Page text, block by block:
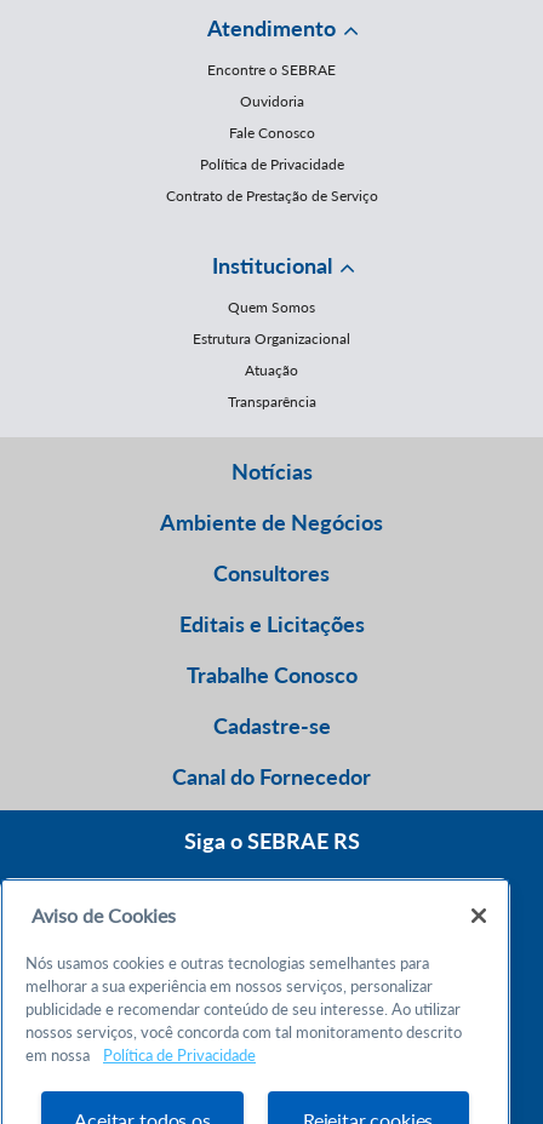
Atendimento
Encontre o SEBRAE
Ouvidoria
Fale Conosco
Política de Privacidade
Contrato de Prestação de Serviço
Institucional
Quem Somos
Estrutura Organizacional
Atuação
Transparência
Notícias
Ambiente de Negócios
Consultores
Editais e Licitações
Trabalhe Conosco
Cadastre-se
Canal do Fornecedor
Siga o SEBRAE RS
Atendimento 24h
Chame no WhatsApp
Atendimento das 9h às 18h
Aviso de Cookies
Nós usamos cookies e outras tecnologias semelhantes para
melhorar a sua experiência em nossos serviços, personalizar
publicidade e recomendar conteúdo de seu interesse. Ao utilizar
nossos serviços, você concorda com tal monitoramento descrito
em nossa
Política de Privacidade